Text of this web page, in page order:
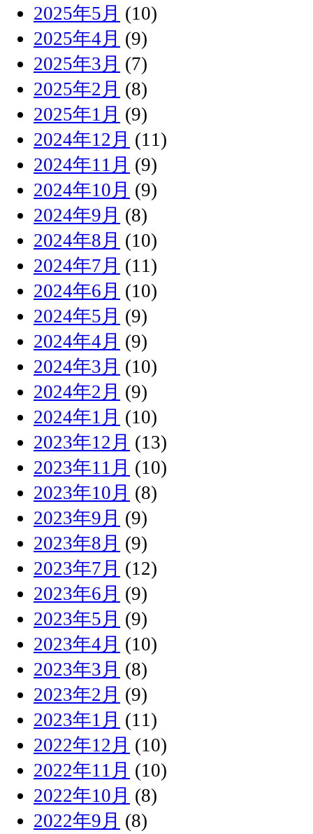
2025年5月 (10)
2025年4月 (9)
2025年3月 (7)
2025年2月 (8)
2025年1月 (9)
2024年12月 (11)
2024年11月 (9)
2024年10月 (9)
2024年9月 (8)
2024年8月 (10)
2024年7月 (11)
2024年6月 (10)
2024年5月 (9)
2024年4月 (9)
2024年3月 (10)
2024年2月 (9)
2024年1月 (10)
2023年12月 (13)
2023年11月 (10)
2023年10月 (8)
2023年9月 (9)
2023年8月 (9)
2023年7月 (12)
2023年6月 (9)
2023年5月 (9)
2023年4月 (10)
2023年3月 (8)
2023年2月 (9)
2023年1月 (11)
2022年12月 (10)
2022年11月 (10)
2022年10月 (8)
2022年9月 (8)